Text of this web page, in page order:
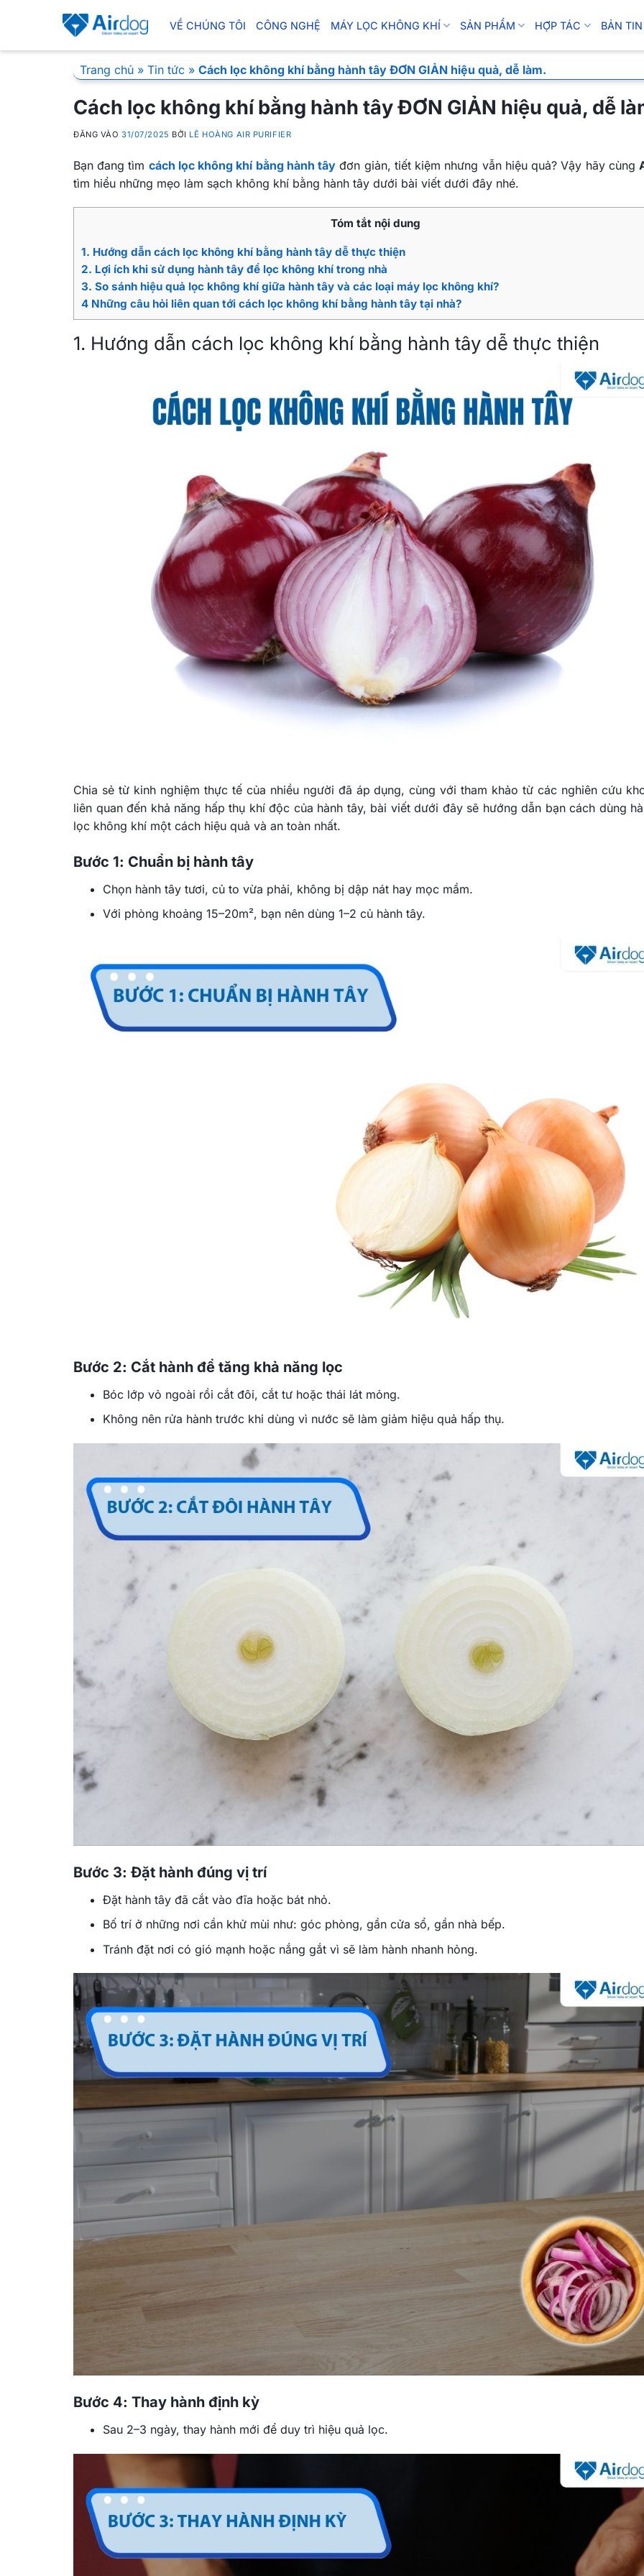
VỀ CHÚNG TÔI CÔNG NGHỆ MÁY LỌC KHÔNG KHÍ SẢN PHẨM HỢP TÁC BẢN TIN
Trang chủ » Tin tức » Cách lọc không khí bằng hành tây ĐƠN GIẢN hiệu quả, dễ làm.
Cách lọc không khí bằng hành tây ĐƠN GIẢN hiệu quả, dễ
ĐĂNG VÀO31/07/2025 BỞI LÊ HOÀNG AIR PURIFIER
Bạn đang tìm cách lọc không khí bằng hành tây đơn giản, tiết kiệm nhưng vẫn hiệu quả? Vậy hãy cùng
tìm hiểu những mẹo làm sạch không khí bằng hành tây dưới bài viết dưới đây nhé.
Tóm tắt nội dung
1. Hướng dẫn cách lọc không khí bằng hành tây dễ thực thiện
2. Lợi ích khi sử dụng hành tây để lọc không khí trong nhà
3. So sánh hiệu quả lọc không khí giữa hành tây và các loại máy lọc không khí?
4 Những câu hỏi liên quan tới cách lọc không khí bằng hành tây tại nhà?
1. Hướng dẫn cách lọc không khí bằng hành tây dễ thực thiện
Chia sẻ từ kinh nghiệm thực tế của nhiều người đã áp dụng, cùng với tham khảo từ các nghiên cứu
liên quan đến khả năng hấp thụ khí độc của hành tây, bài viết dưới đây sẽ hướng dẫn bạn cách dùng
lọc không khí một cách hiệu quả và an toàn nhất.
Bước 1: Chuẩn bị hành tây
Chọn hành tây tươi, củ to vừa phải, không bị dập nát hay mọc mầm.
Với phòng khoảng 15–20m², bạn nên dùng 1–2 củ hành tây.
Bước 2: Cắt hành để tăng khả năng lọc
Bóc lớp vỏ ngoài rồi cắt đôi, cắt tư hoặc thái lát mỏng.
Không nên rửa hành trước khi dùng vì nước sẽ làm giảm hiệu quả hấp thụ.
Bước 3: Đặt hành đúng vị trí
Đặt hành tây đã cắt vào đĩa hoặc bát nhỏ.
Bố trí ở những nơi cần khử mùi như: góc phòng, gần cửa sổ, gần nhà bếp.
Tránh đặt nơi có gió mạnh hoặc nắng gắt vì sẽ làm hành nhanh hỏng.
Bước 4: Thay hành định kỳ
Sau 2–3 ngày, thay hành mới để duy trì hiệu quả lọc.